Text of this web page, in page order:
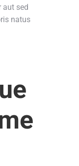
aut sed
natus